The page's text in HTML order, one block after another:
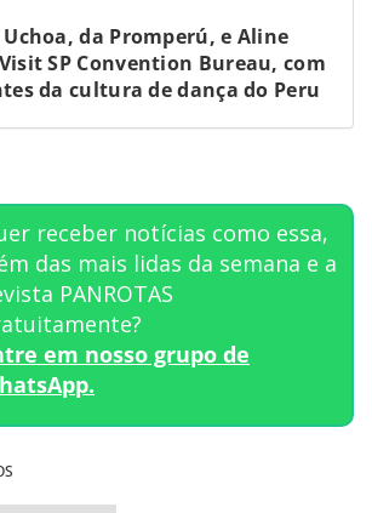
da Promperú, e Aline
SP Convention Bureau, com
da cultura de dança do Peru
receber notícias como essa,
das mais lidas da semana e a
PANROTAS
em nosso grupo de